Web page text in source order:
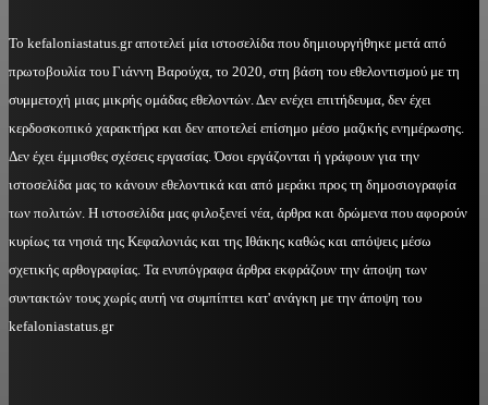
Το kefaloniastatus.gr αποτελεί μία ιστοσελίδα που δημιουργήθηκε μετά από
πρωτοβουλία του Γιάννη Βαρούχα, το 2020, στη βάση του εθελοντισμού με τη
συμμετοχή μιας μικρής ομάδας εθελοντών. Δεν ενέχει επιτήδευμα, δεν έχει
κερδοσκοπικό χαρακτήρα και δεν αποτελεί επίσημο μέσο μαζικής ενημέρωσης.
Δεν έχει έμμισθες σχέσεις εργασίας. Όσοι εργάζονται ή γράφουν για την
ιστοσελίδα μας το κάνουν εθελοντικά και από μεράκι προς τη δημοσιογραφία
των πολιτών. Η ιστοσελίδα μας φιλοξενεί νέα, άρθρα και δρώμενα που αφορούν
κυρίως τα νησιά της Κεφαλονιάς και της Ιθάκης καθώς και απόψεις μέσω
σχετικής αρθογραφίας. Τα ενυπόγραφα άρθρα εκφράζουν την άποψη των
συντακτών τους χωρίς αυτή να συμπίπτει κατ' ανάγκη με την άποψη του
kefaloniastatus.gr